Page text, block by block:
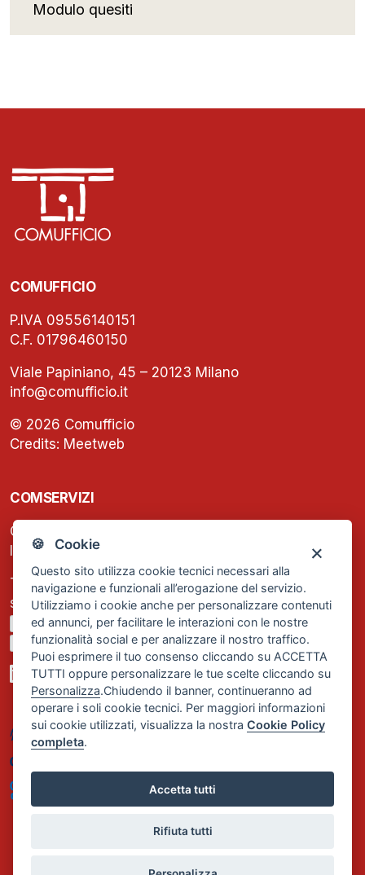
🍪 Cookie
Questo sito utilizza cookie tecnici necessari alla
navigazione e funzionali all’erogazione del servizio.
Utilizziamo i cookie anche per personalizzare contenuti
ed annunci, per facilitare le interazioni con le nostre
funzionalità social e per analizzare il nostro traffico.
Puoi esprimere il tuo consenso cliccando su ACCETTA
TUTTI oppure personalizzare le tue scelte cliccando su
Personalizza.Chiudendo il banner, continueranno ad
operare i soli cookie tecnici. Per maggiori informazioni
sui cookie utilizzati, visualizza la nostraCookie Policy
completa.
Accetta tutti
Rifiuta tutti
Modulo quesiti
COMUFFICIO
P.IVA 09556140151
C.F. 01796460150
Viale Papiniano, 45 – 20123 Milano
info@comufficio.it
© 2026 Comufficio
Credits: Meetweb
COMSERVIZI
C.F. e P.IVA: 13474420158
Iscrizione REA Milano n. 1656740
Tel. +39 02 2838 1307
segreteria@comservizi.eu
Privacy Policy
Cookie Policy